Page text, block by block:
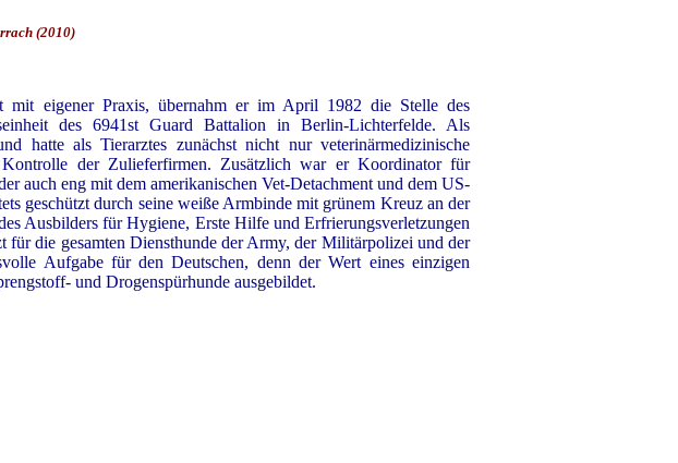
(2010)
mit eigener Praxis, übernahm er im April 1982 die Stelle des
des 6941st Guard Battalion in Berlin-Lichterfelde. Als
hatte als Tierarztes zunächst nicht nur veterinärmedizinische
der Zulieferfirmen. Zusätzlich war er Koordinator für
auch eng mit dem amerikanischen Vet-Detachment und dem US-
geschützt durch seine weiße Armbinde mit grünem Kreuz an der
Ausbilders für Hygiene, Erste Hilfe und Erfrierungsverletzungen
die gesamten Diensthunde der Army, der Militärpolizei und der
Aufgabe für den Deutschen, denn der Wert eines einzigen
und Drogenspürhunde ausgebildet.